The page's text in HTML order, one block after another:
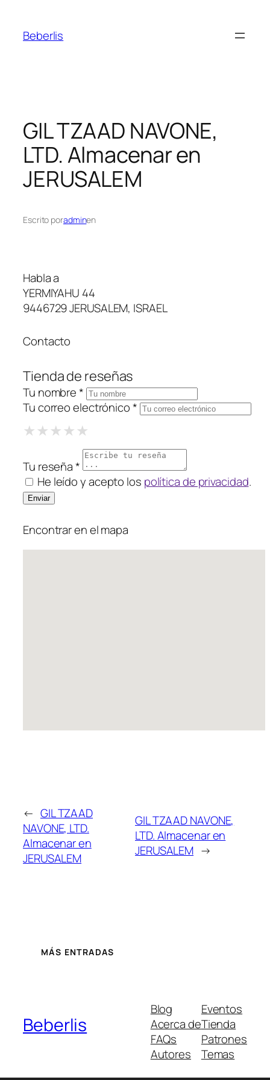
Beberlis
GIL TZAAD NAVONE,
LTD.Almacenar en
JERUSALEM
Escrito poradminen
Habla a
YERMIYAHU 44
9446729 JERUSALEM, ISRAEL
Contacto
Tienda de reseñas
Tu nombre *
Tu correo electrónico *
★1 Star
★★2 Stars
★★★3 Stars
★★★★4 Stars
★★★★★
Tu reseña *
He leído y acepto los política de privacidad.
Encontrar en el mapa
← GIL TZAAD
NAVONE, LTD.
Almacenar en
JERUSALEM
GIL TZAAD NAVONE,
LTD.Almacenar en
JERUSALEM →
MÁS ENTRADAS
Beberlis
Blog
Acerca de
FAQs
Autores
Eventos
Tienda
Patrones
Temas